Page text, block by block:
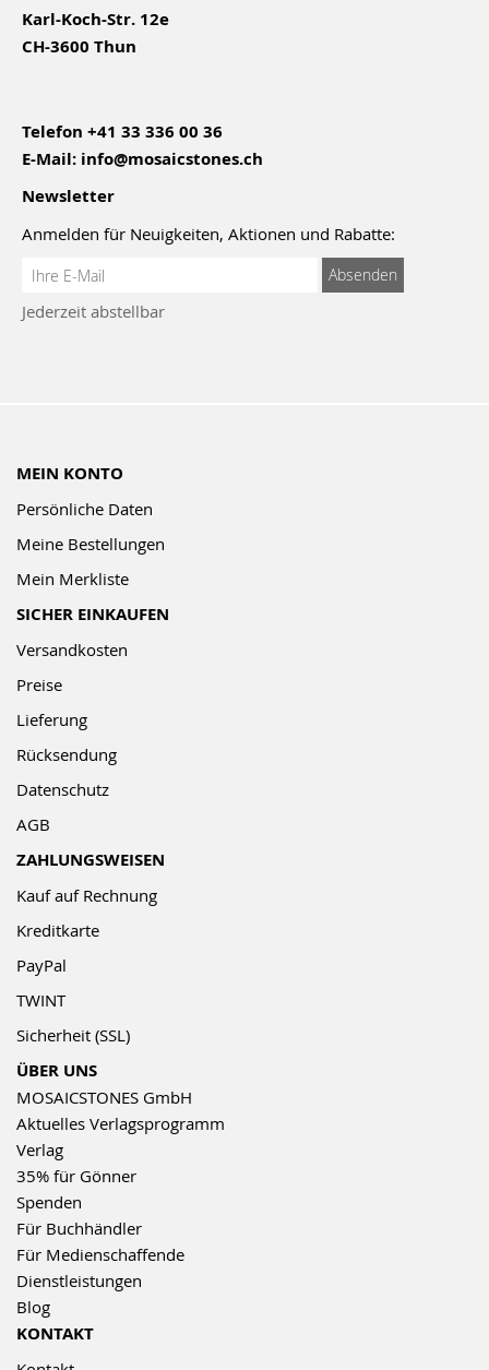
Karl-Koch-Str. 12e
CH-3600 Thun
Telefon +41 33 336 00 36
E-Mail: info@mosaicstones.ch
Newsletter
Anmelden für Neuigkeiten, Aktionen und Rabatte:
Anmeldung
Newsletter:
Absenden
Jederzeit abstellbar
MEIN KONTO
Persönliche Daten
Meine Bestellungen
Mein Merkliste
SICHER EINKAUFEN
Versandkosten
Preise
Lieferung
Rücksendung
Datenschutz
AGB
ZAHLUNGSWEISEN
Kauf auf Rechnung
Kreditkarte
PayPal
TWINT
Sicherheit (SSL)
ÜBER UNS
MOSAICSTONES GmbH
Aktuelles Verlagsprogramm
Verlag
35% für Gönner
Spenden
Für Buchhändler
Für Medienschaffende
Dienstleistungen
Blog
KONTAKT